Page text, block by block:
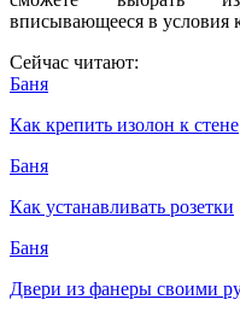
вписывающееся в условия
Сейчас читают:
Баня
Как крепить изолон к стене
Баня
Как устанавливать розетки
Баня
Двери из фанеры своими